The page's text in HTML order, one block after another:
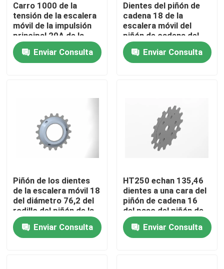
productos
Sobre nosotros
Contáctenos
Solicitar presupuesto
Modernización de la escalera móvil
Carro 1000 de la
tensión de la escalera
móvil de la impulsión
principal 20A de la
escalera móvil de la
anchuraEnviar Consulta
Dientes del piñón de
cadena 18 de la
escalera móvil del
piñón de cadena del
paso de la echada
135,46Enviar Consulta
Piñón de los dientes
de la escalera móvil 18
del diámetro 76,2 del
rodillo del piñón de la
escalera móvil HT250
Enviar Consulta
HT250 echan 135,46
dientes a una cara del
piñón de cadena 16
del paso del piñón de
cadena de la escalera
móvil Enviar Consulta